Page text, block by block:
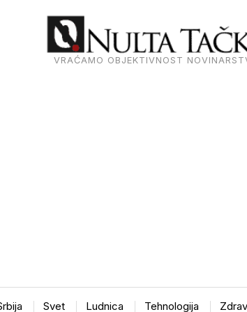
VRAĆAMO OBJEKTIVNOST
Svet Ludnica Tehnologija